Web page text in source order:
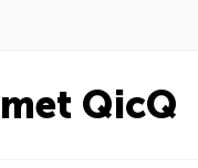
QicQ